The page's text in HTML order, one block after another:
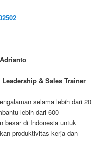
Leadership & Sales Trainer
selama lebih dari 20
lebih dari 600
besar di Indonesia untuk
produktivitas kerja dan